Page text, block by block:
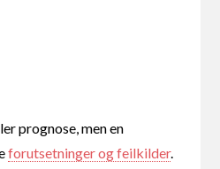
prognose, men en
forutsetninger og feilkilder.